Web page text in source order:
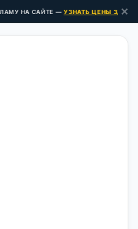
САЙТЕ —УЗНАТЬ ЦЕНЫ ЗДЕСЬ → ✕